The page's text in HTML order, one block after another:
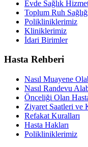
Evde Sağlık
Toplum Ruh
Polikliniklerimiz
Kliniklerimiz
İdari Birimler
Hasta Rehberi
Nasıl Muayene
Nasıl Randevu
Önceliği Olan
Ziyaret Saatleri ve
Refakat Kuralları
Hasta Hakları
Polikliniklerimiz